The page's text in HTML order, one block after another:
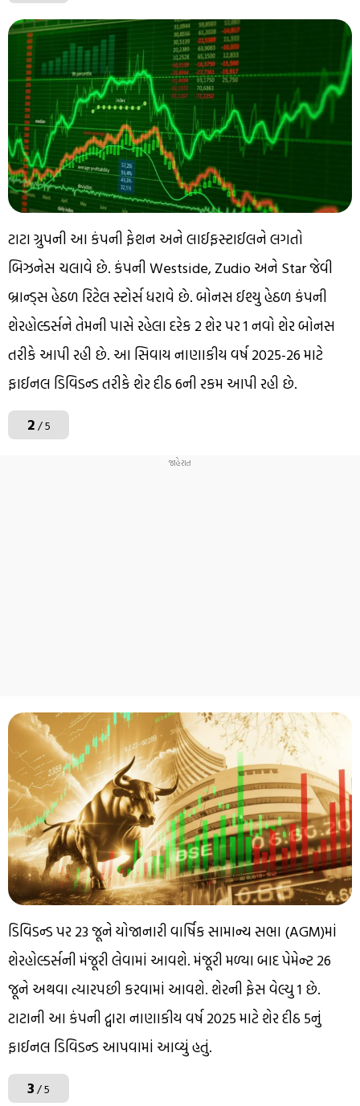
ટાટા ગ્રુપની આ કંપની ફેશન અને લાઈફસ્ટાઈલને લગતો
બિઝનેસ ચલાવે છે. કંપની Westside, Zudio અને Star જેવી
બ્રાન્ડ્સ હેઠળ રિટેલ સ્ટોર્સ ધરાવે છે. બોનસ ઈશ્યુ હેઠળ કંપની
શેરહોલ્ડર્સને તેમની પાસે રહેલા દરેક 2 શેર પર 1 નવો શેર બોનસ
તરીકે આપી રહી છે. આ સિવાય નાણાકીય વર્ષ 2025-26 માટે
ફાઈનલ ડિવિડન્ડ તરીકે શેર દીઠ ₹6ની રકમ આપી રહી છે.
2/ 5
ડિવિડન્ડ પર 23 જૂને યોજાનારી વાર્ષિક સામાન્ય સભા (AGM)માં
શેરહોલ્ડર્સની મંજૂરી લેવામાં આવશે. મંજૂરી મળ્યા બાદ પેમેન્ટ 26
જૂને અથવા ત્યારપછી કરવામાં આવશે. શેરની ફેસ વેલ્યુ ₹1 છે.
ટાટાની આ કંપની દ્વારા નાણાકીય વર્ષ 2025 માટે શેર દીઠ ₹5નું
ફાઈનલ ડિવિડન્ડ આપવામાં આવ્યું હતું.
3/ 5